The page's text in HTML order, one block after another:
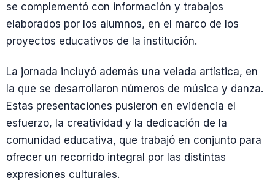
se complementó con información y trabajos
elaborados por los alumnos, en el marco de los
proyectos educativos de la institución.
La jornada incluyó además una velada artística, en
la que se desarrollaron números de música y danza.
Estas presentaciones pusieron en evidencia el
esfuerzo, la creatividad y la dedicación de la
comunidad educativa, que trabajó en conjunto para
ofrecer un recorrido integral por las distintas
expresiones culturales.